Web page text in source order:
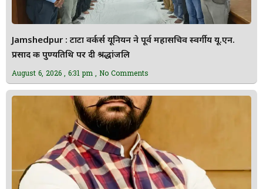
Jamshedpur : टाटा वर्कर्स यूनियन ने पूर्व महासचिव स्वर्गीय यू.एन.
प्रसाद की पुण्यतिथि पर दी श्रद्धांजलि
August 6, 2026 6:31 pm No Comments